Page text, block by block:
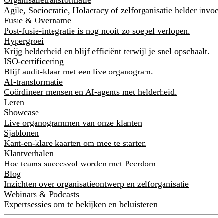
Agile, Sociocratie, Holacracy of zelforganisatie helder
Fusie & Overname
Post-fusie-integratie is nog nooit zo soepel verlopen.
Hypergroei
Krijg helderheid en blijf efficiënt terwijl je snel opschaalt.
ISO-certificering
Blijf audit-klaar met een live organogram.
AI-transformatie
Coördineer mensen en AI-agents met helderheid.
Leren
Showcase
Live organogrammen van onze klanten
Sjablonen
Kant-en-klare kaarten om mee te starten
Klantverhalen
Hoe teams succesvol worden met Peerdom
Blog
Inzichten over organisatieontwerp en zelforganisatie
Webinars & Podcasts
Expertsessies om te bekijken en beluisteren